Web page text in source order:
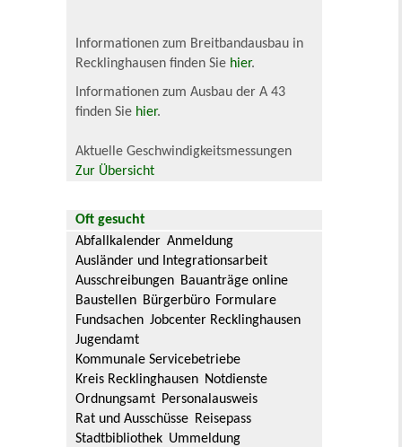
Informationen zum Breitbandausbau in
Recklinghausen finden Sie hier.
Informationen zum Ausbau der A 43
finden Sie hier.
Aktuelle Geschwindigkeitsmessungen
Zur Übersicht
Oft gesucht
Abfallkalender Anmeldung
Ausländer und Integrationsarbeit
Ausschreibungen Bauanträge online
Baustellen Bürgerbüro Formulare
Fundsachen Jobcenter Recklinghausen
Jugendamt
Kommunale Servicebetriebe
Kreis Recklinghausen Notdienste
Ordnungsamt Personalausweis
Rat und Ausschüsse Reisepass
Stadtbibliothek Ummeldung